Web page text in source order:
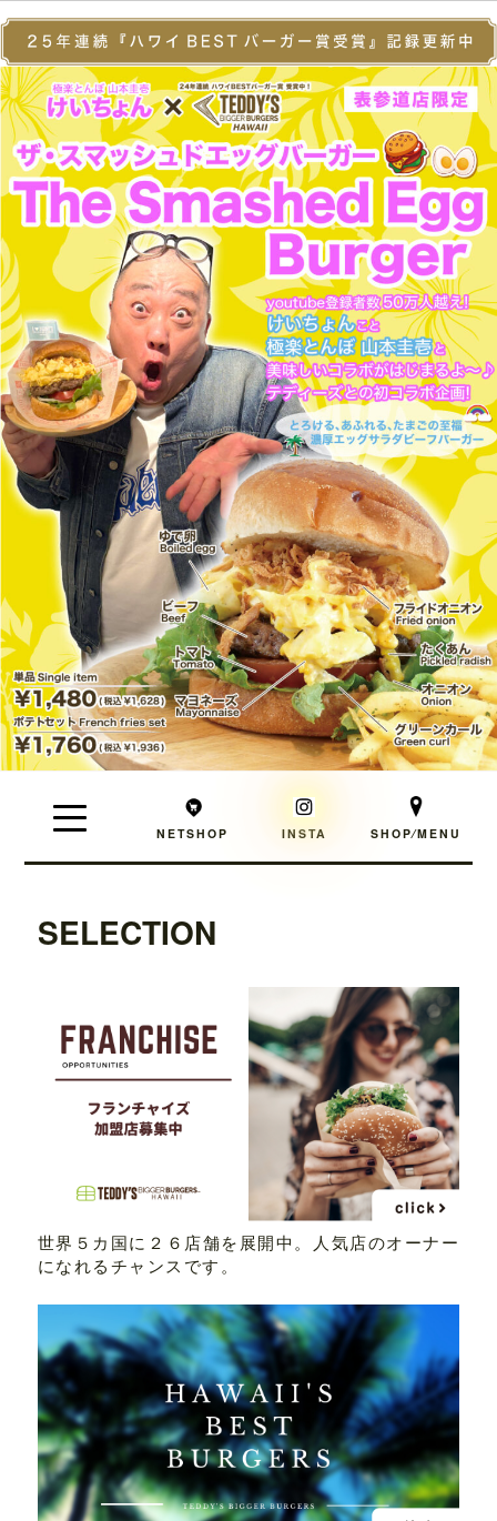
NETSHOP INSTA SHOP⁄MENU
SELECTION
世界５カ国に２６店舗を展開中。人気店のオーナー
になれるチャンスです。